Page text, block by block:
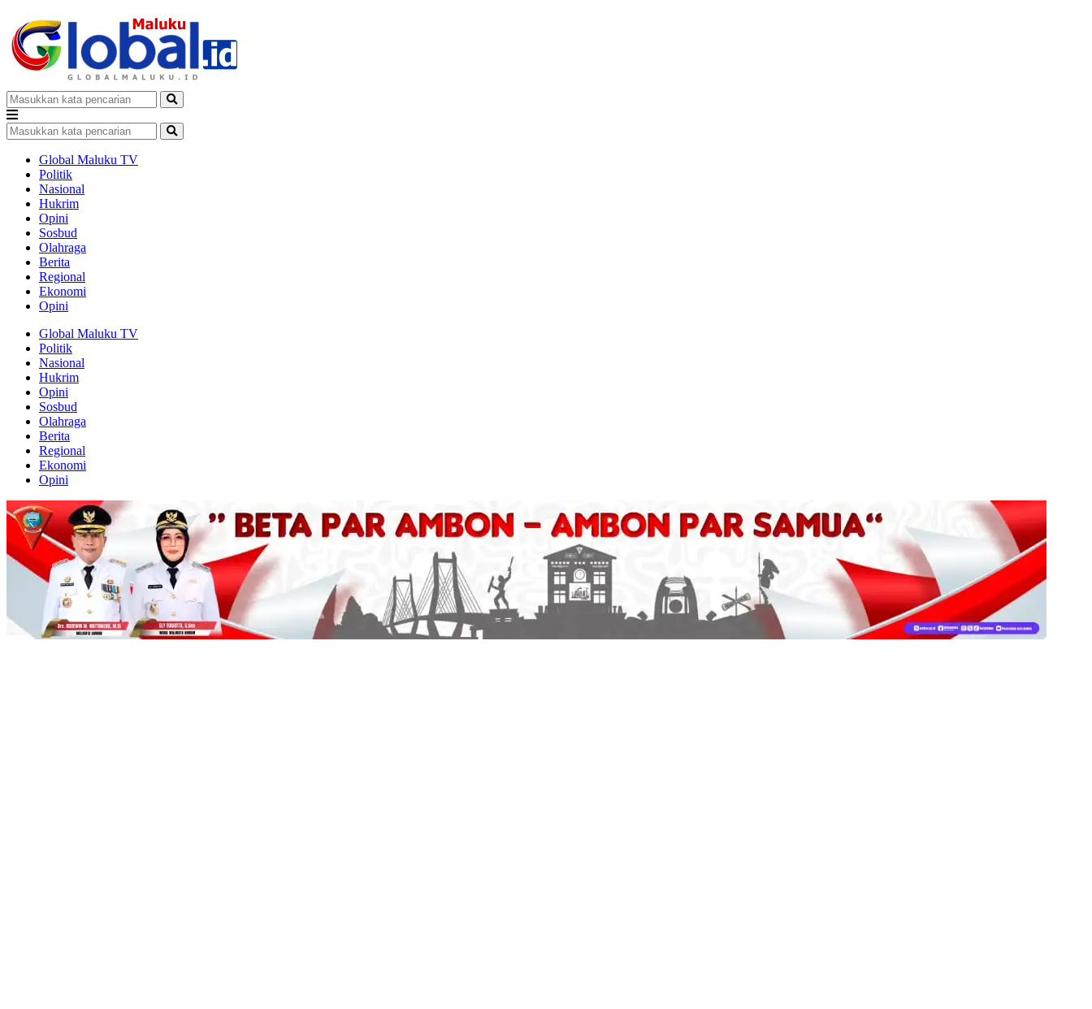
Global Maluku TV
Politik
Nasional
Hukrim
Opini
Sosbud
Olahraga
Berita
Regional
Ekonomi
Opini
Global Maluku TV
Politik
Nasional
Hukrim
Opini
Sosbud
Olahraga
Berita
Regional
Ekonomi
Opini